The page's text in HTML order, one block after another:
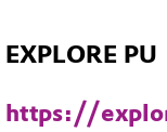
EXPLORE PU
https://